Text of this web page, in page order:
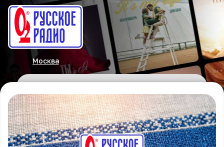
Москва